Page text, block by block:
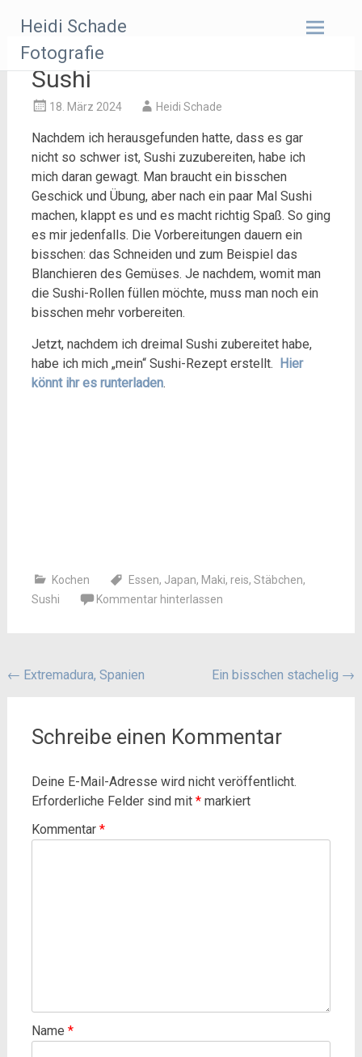
Inhalt
springen
Heidi Schade
Fotografie
Sushi
18. März 2024 Heidi Schade
Nachdem ich herausgefunden hatte, dass es gar
nicht so schwer ist, Sushi zuzubereiten, habe ich
mich daran gewagt. Man braucht ein bisschen
Geschick und Übung, aber nach ein paar Mal Sushi
machen, klappt es und es macht richtig Spaß. So ging
es mir jedenfalls. Die Vorbereitungen dauern ein
bisschen: das Schneiden und zum Beispiel das
Blanchieren des Gemüses. Je nachdem, womit man
die Sushi-Rollen füllen möchte, muss man noch ein
bisschen mehr vorbereiten.
Jetzt, nachdem ich dreimal Sushi zubereitet habe,
habe ich mich „mein“ Sushi-Rezept erstellt. Hier
könnt ihr es runterladen.
Kochen Essen, Japan, Maki, reis, Stäbchen,
Sushi
Kommentar hinterlassen
Beitragsnavigation
← Extremadura, Spanien Ein bisschen stachelig →
Schreibe einen Kommentar
Deine E-Mail-Adresse wird nicht veröffentlicht.
Erforderliche Felder sind mit *markiert
Kommentar *
Name *